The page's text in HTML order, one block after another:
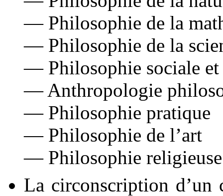
— Philosophie de la
— Philosophie de la
— Philosophie sociale
— Anthropologie
— Philosophie pratique
— Philosophie de l’art
— Philosophie religieuse
La circonscription d’un